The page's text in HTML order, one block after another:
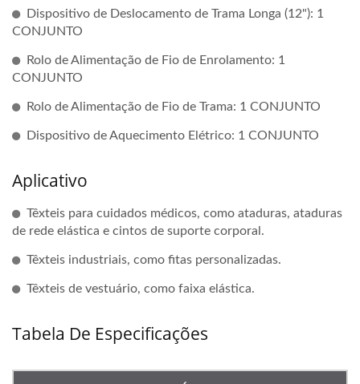
Dispositivo de Deslocamento de Trama Longa (12"): 1
CONJUNTO
Rolo de Alimentação de Fio de Enrolamento: 1
CONJUNTO
Rolo de Alimentação de Fio de Trama: 1 CONJUNTO
Dispositivo de Aquecimento Elétrico: 1 CONJUNTO
Aplicativo
Têxteis para cuidados médicos, como ataduras, ataduras
de rede elástica e cintos de suporte corporal.
Têxteis industriais, como fitas personalizadas.
Têxteis de vestuário, como faixa elástica.
Tabela De Especificações